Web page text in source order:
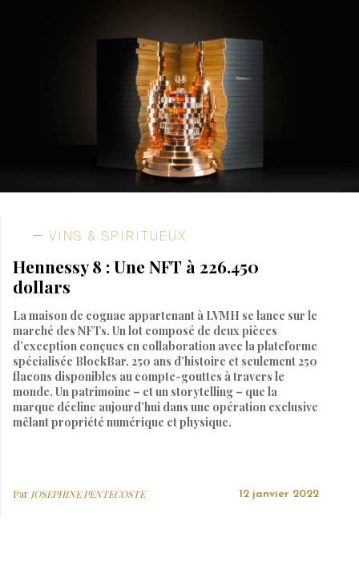
VINS & SPIRITUEUX
Hennessy 8 : Une NFT à 226.450
dollars
La maison de cognac appartenant à LVMH se lance sur le
marché des NFTs. Un lot composé de deux pièces
d’exception conçues en collaboration avec la plateforme
spécialisée BlockBar. 250 ans d’histoire et seulement 250
flacons disponibles au compte-gouttes à travers le
monde. Un patrimoine – et un storytelling – que la
marque décline aujourd’hui dans une opération exclusive
mêlant propriété numérique et physique.
Par JOSEPHINE PENTECOSTE 12 janvier 2022